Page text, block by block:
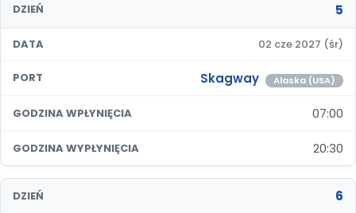
DZIEŃ 5
DATA 02 cze 2027 (śr)
PORT Skagway Alaska (USA)
GODZINA WPŁYNIĘCIA 07:00
GODZINA WYPŁYNIĘCIA 20:30
DZIEŃ 6